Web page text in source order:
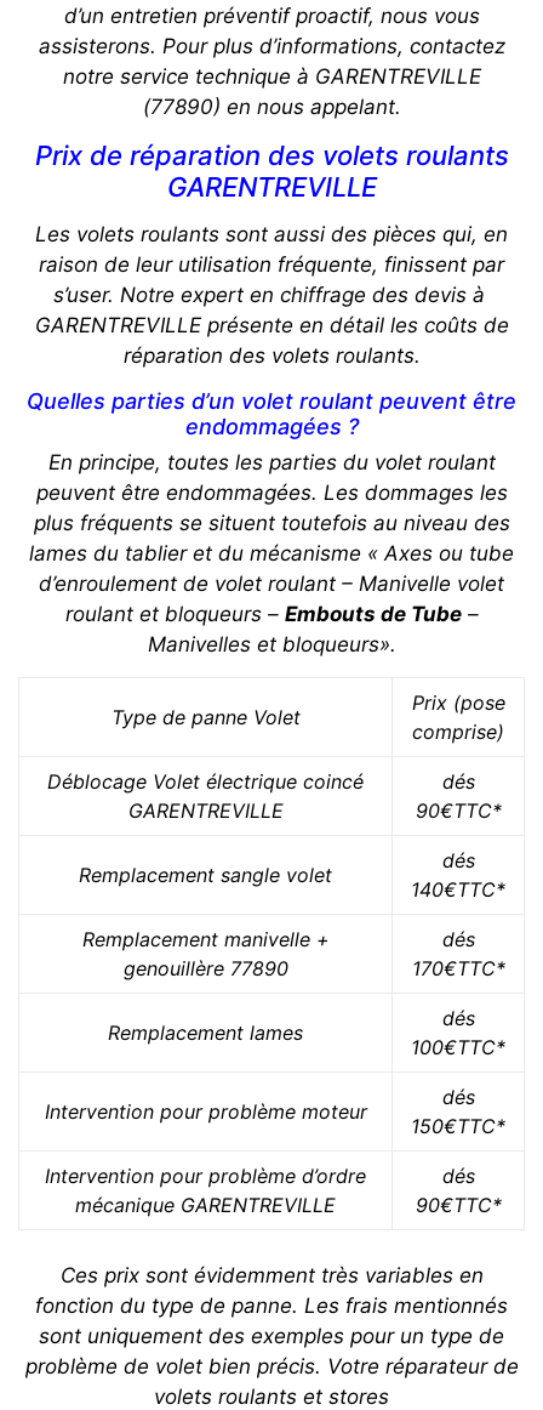
d’un entretien préventif proactif, nous vous
assisterons. Pour plus d’informations, contactez
notre service technique à GARENTREVILLE
(77890) en nous appelant.
Prix de réparation des volets roulants
GARENTREVILLE
Les volets roulants sont aussi des pièces qui, en
raison de leur utilisation fréquente, finissent par
s’user. Notre expert en chiffrage des devis à
GARENTREVILLE présente en détail les coûts de
réparation des volets roulants.
Quelles parties d’un volet roulant peuvent être
endommagées ?
En principe, toutes les parties du volet roulant
peuvent être endommagées. Les dommages les
plus fréquents se situent toutefois au niveau des
lames du tablier et du mécanisme « Axes ou tube
d’enroulement de volet roulant – Manivelle volet
roulant et bloqueurs – Embouts de Tube–
Manivelles et bloqueurs».
Type de panne Volet
Prix (pose
comprise)
Déblocage Volet électrique coincé
GARENTREVILLE
dés
90€TTC*
Remplacement sangle volet
dés
140€TTC*
Remplacement manivelle +
genouillère 77890
dés
170€TTC*
Remplacement lames
dés
100€TTC*
Intervention pour problème moteur
dés
150€TTC*
Intervention pour problème d’ordre
mécanique GARENTREVILLE
dés
90€TTC*
Ces prix sont évidemment très variables en
fonction du type de panne. Les frais mentionnés
sont uniquement des exemples pour un type de
problème de volet bien précis. Votre réparateur de
volets roulants et stores